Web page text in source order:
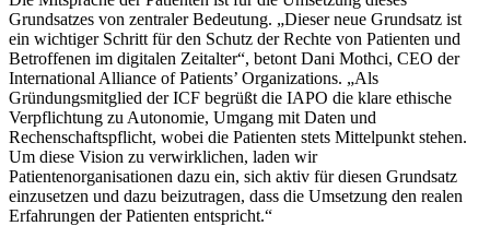
Grundsatzes von zentraler Bedeutung. „Dieser neue Grundsatz ist
ein wichtiger Schritt für den Schutz der Rechte von Patienten und
Betroffenen im digitalen Zeitalter“, betont Dani Mothci, CEO der
International Alliance of Patients’ Organizations. „Als
Gründungsmitglied der ICF begrüßt die IAPO die klare ethische
Verpflichtung zu Autonomie, Umgang mit Daten und
Rechenschaftspflicht, wobei die Patienten stets Mittelpunkt stehen.
Um diese Vision zu verwirklichen, laden wir
Patientenorganisationen dazu ein, sich aktiv für diesen Grundsatz
einzusetzen und dazu beizutragen, dass die Umsetzung den realen
Erfahrungen der Patienten entspricht.“